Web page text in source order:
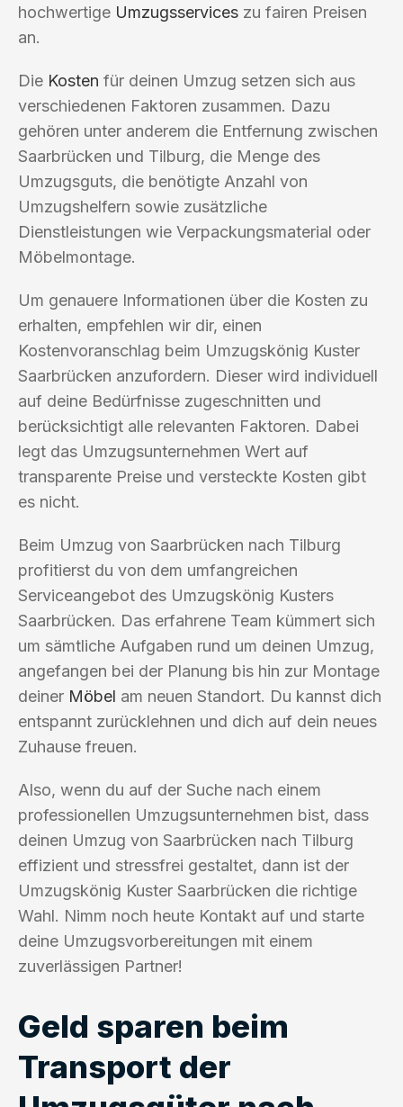
hochwertige Umzugsservices zu fairen Preisen
an.
Die Kosten für deinen Umzug setzen sich aus
verschiedenen Faktoren zusammen. Dazu
gehören unter anderem die Entfernung zwischen
Saarbrücken und Tilburg, die Menge des
Umzugsguts, die benötigte Anzahl von
Umzugshelfern sowie zusätzliche
Dienstleistungen wie Verpackungsmaterial oder
Möbelmontage.
Um genauere Informationen über die Kosten zu
erhalten, empfehlen wir dir, einen
Kostenvoranschlag beim Umzugskönig Kuster
Saarbrücken anzufordern. Dieser wird individuell
auf deine Bedürfnisse zugeschnitten und
berücksichtigt alle relevanten Faktoren. Dabei
legt das Umzugsunternehmen Wert auf
transparente Preise und versteckte Kosten gibt
es nicht.
Beim Umzug von Saarbrücken nach Tilburg
profitierst du von dem umfangreichen
Serviceangebot des Umzugskönig Kusters
Saarbrücken. Das erfahrene Team kümmert sich
um sämtliche Aufgaben rund um deinen Umzug,
angefangen bei der Planung bis hin zur Montage
deiner Möbel am neuen Standort. Du kannst dich
entspannt zurücklehnen und dich auf dein neues
Zuhause freuen.
Also, wenn du auf der Suche nach einem
professionellen Umzugsunternehmen bist, dass
deinen Umzug von Saarbrücken nach Tilburg
effizient und stressfrei gestaltet, dann ist der
Umzugskönig Kuster Saarbrücken die richtige
Wahl. Nimm noch heute Kontakt auf und starte
deine Umzugsvorbereitungen mit einem
zuverlässigen Partner!
Geld sparen beim
Transport der